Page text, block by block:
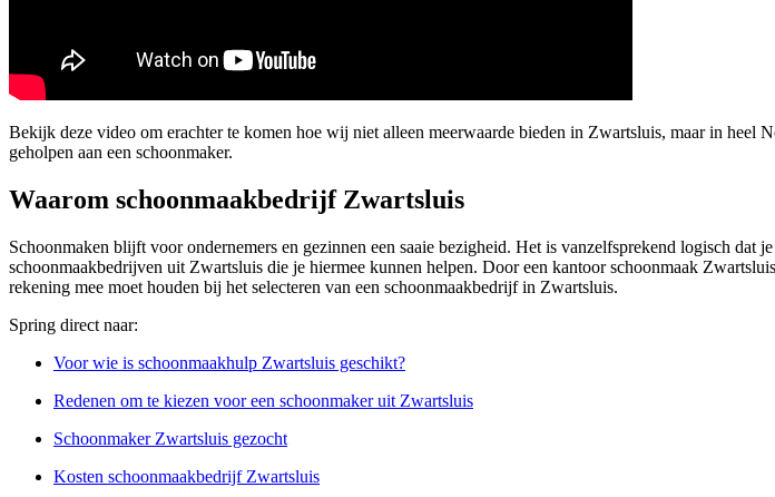
Bekijk deze video om erachter te komen hoe wij niet alleen meerwaarde bieden in Zwartsluis, maar in
geholpen aan een schoonmaker.
Waarom schoonmaakbedrijf Zwartsluis
Schoonmaken blijft voor ondernemers en gezinnen een saaie bezigheid. Het is vanzelfsprekend logisch dat
schoonmaakbedrijven uit Zwartsluis die je hiermee kunnen helpen. Door een kantoor schoonmaak
rekening mee moet houden bij het selecteren van een schoonmaakbedrijf in Zwartsluis.
Spring direct naar:
Voor wie is schoonmaakhulp Zwartsluis geschikt?
Redenen om te kiezen voor een schoonmaker uit Zwartsluis
Schoonmaker Zwartsluis gezocht
Kosten schoonmaakbedrijf Zwartsluis